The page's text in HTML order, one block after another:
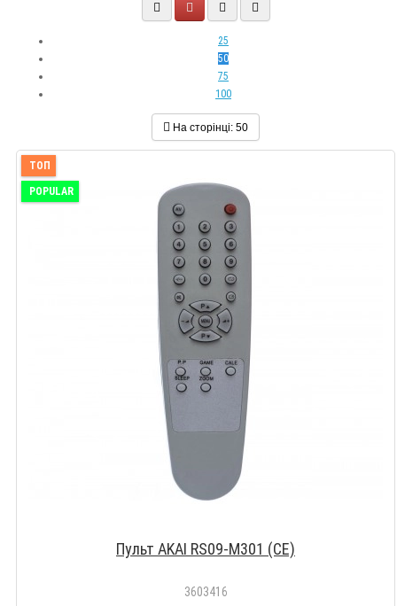
25
50
75
100
На сторінці: 50
ТОП
POPULAR
Пульт AKAI RS09-M301 (CE)
3603416